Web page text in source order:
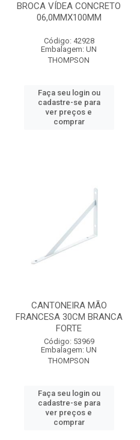
BROCA VÍDEA CONCRETO
06,0MMX100MM
Código: 42928
Embalagem: UN
THOMPSON
Faça seu login ou
cadastre-se para
ver preços e
comprar
CANTONEIRA MÃO
FRANCESA 30CM BRANCA
FORTE
Código: 53969
Embalagem: UN
THOMPSON
Faça seu login ou
cadastre-se para
ver preços e
comprar